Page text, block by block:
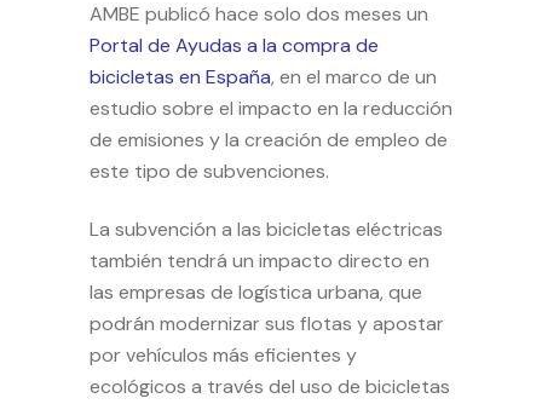
AMBE publicó hace solo dos meses un
Portal de Ayudas a la compra de
bicicletas en España, en el marco de un
estudio sobre el impacto en la reducción
de emisiones y la creación de empleo de
este tipo de subvenciones.
La subvención a las bicicletas eléctricas
también tendrá un impacto directo en
las empresas de logística urbana, que
podrán modernizar sus flotas y apostar
por vehículos más eficientes y
ecológicos a través del uso de bicicletas